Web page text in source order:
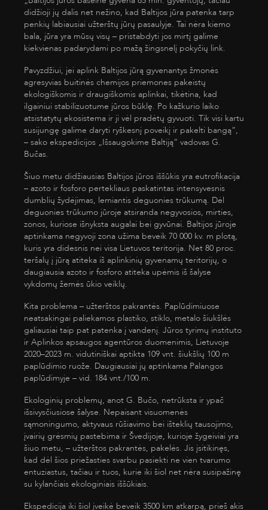
didžioji jų dalis net nežino, kad Baltijos jūra patenka tarp
penkių labiausiai užterštų jūrų pasaulyje. Tai nėra kiemo
bala, jūra yra mūsų visų – pristabdyti jos mirtį galime
kiekvienas padarydami po mažą žingsnelį pokyčių link.
Pavyzdžiui, jei aplink Baltijos jūrą gyvenantys žmonės
agresyvias buitinės chemijos priemones pakeistų
ekologiškomis ir draugiškomis aplinkai, tikėtina, kad
ilgainiui stabilizuotume jūros būklę. Po kažkurio laiko
atsistatytų ekosistema ir ji vėl pradėtų gyvuoti. Tik visi kartu
susijungę galime daryti ryškesnį poveikį ir pakelti bangą“,
– sako ekspedicijos „Išsaugokime Baltiją“ vadovas G.
Bučas.
Šiuo metu didžiausias Baltijos jūros iššūkis yra eutrofikacija
– azoto ir fosforo pertekliaus paskatintas intensyvesnis
dumblių žydėjimas, lemiantis deguonies trūkumą. Dėl
deguonies trūkumo jūroje atsiranda negyvosios, mirties,
zonos, kuriose išnyksta augalai bei gyvūnai. Baltijos jūroje
aptinkama negyvoji zona užima beveik 70 000 kv. m plotą,
kuris yra didesnis nei visa Lietuvos teritorija. Net 80 proc.
teršalų į jūrą atiteka iš aplinkinių gyvenamų teritorijų, o
daugiausia azoto ir fosforo atiteka upėmis iš šalyse
vykdomų žemės ūkio veiklų.
Kita problema – užterštos pakrantės. Paplūdimiuose
neatsakingai paliekamos plastiko, stiklo, metalo šiukšlės
galiausiai taip pat patenka į vandenį. Jūros tyrimų instituto
ir Aplinkos apsaugos agentūros duomenimis, Lietuvoje
2020–2023 m. vidutiniškai aptikta 109 vnt. šiukšlių 100 m
paplūdimio ruože. Daugiausiai jų aptinkama Palangos
paplūdimyje – vid. 184 vnt./100 m.
Ekologinių problemų, anot G. Bučo, netrūksta ir ypač
išsivysčiusiose šalyse. Nepaisant visuomenės
sąmoningumo, aktyvaus rūšiavimo bei išteklių tausojimo,
įvairių grėsmių pastebima ir Švedijoje, kurioje žygeiviai yra
šiuo metu, – užterštos pakrantės, pakelės. Jis įsitikinęs,
kad dėl šios priežasties svarbu pasiekti ne vien tvarumo
entuziastus, tačiau ir tuos, kurie iki šiol net nėra susipažinę
su kylančiais ekologiniais iššūkiais.
Ekspedicija iki šiol įveikė beveik 3500 km atkarpą, prieš akis